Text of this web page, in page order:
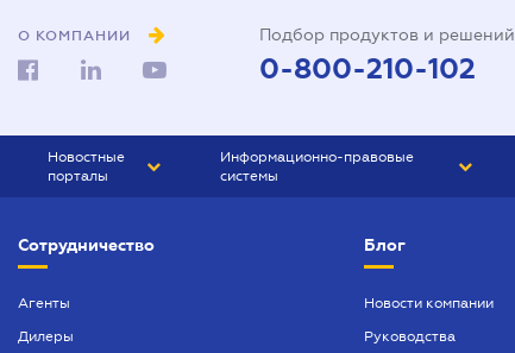
О КОМПАНИИ Подбор продуктов и решений
0-800-210-102
Новостные
порталы
БИЗНЕС
Информационно-правовые
системы
БУХГАЛТЕР ПРОФ
Сотрудничество
Агенты
Дилеры
Блог
Новости компании
Руководства